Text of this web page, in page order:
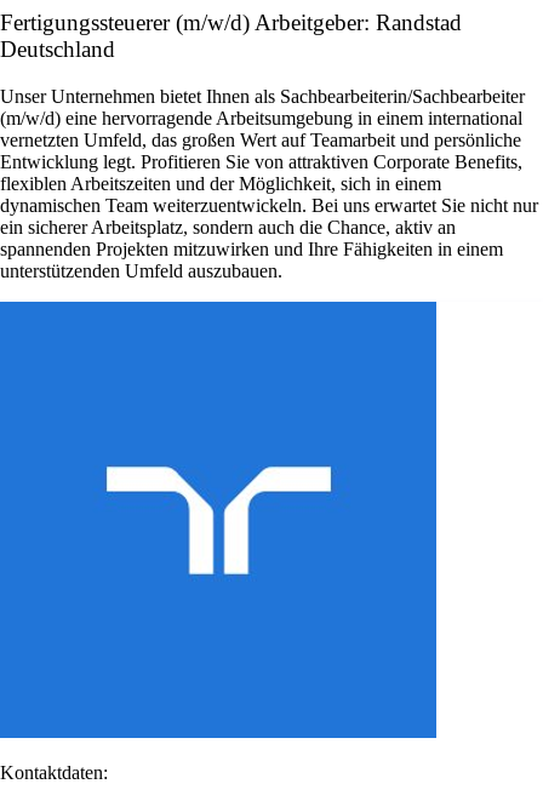
Fertigungssteuerer (m/w/d) Arbeitgeber: Randstad
Deutschland
Unser Unternehmen bietet Ihnen als Sachbearbeiterin/Sachbearbeiter
(m/w/d) eine hervorragende Arbeitsumgebung in einem international
vernetzten Umfeld, das großen Wert auf Teamarbeit und persönliche
Entwicklung legt. Profitieren Sie von attraktiven Corporate Benefits,
flexiblen Arbeitszeiten und der Möglichkeit, sich in einem
dynamischen Team weiterzuentwickeln. Bei uns erwartet Sie nicht nur
ein sicherer Arbeitsplatz, sondern auch die Chance, aktiv an
spannenden Projekten mitzuwirken und Ihre Fähigkeiten in einem
unterstützenden Umfeld auszubauen.
Kontaktdaten: